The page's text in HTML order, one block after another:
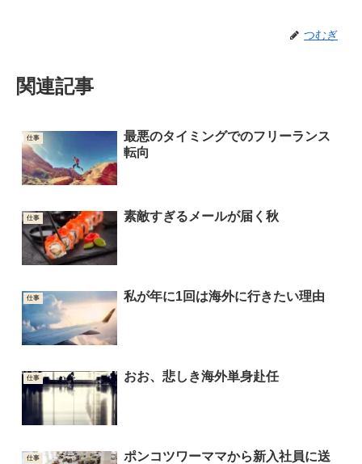
つむぎ
関連記事
仕事
最悪のタイミングでのフリーランス
転向
仕事 素敵すぎるメールが届く秋
仕事 私が年に1回は海外に行きたい理由
仕事 おお、悲しき海外単身赴任
仕事
ポンコツワーママから新入社員に送